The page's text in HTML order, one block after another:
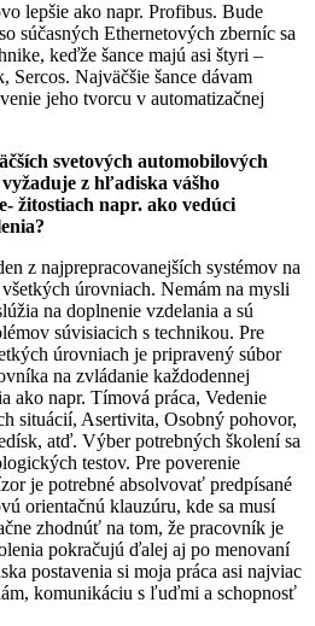
lepšie ako napr. Profibus. Bude
súčasných Ethernetových zberníc sa
keďže šance majú asi štyri –
Sercos. Najväčšie šance dávam
jeho tvorcu v automatizačnej
svetových automobilových
z hľadiska vášho
žitostiach napr. ako vedúci
z najprepracovanejších systémov na
úrovniach. Nemám na mysli
na doplnenie vzdelania a sú
súvisiacich s technikou. Pre
úrovniach je pripravený súbor
na zvládanie každodennej
ako napr. Tímová práca, Vedenie
situácií, Asertivita, Osobný pohovor,
atď. Výber potrebných školení sa
testov. Pre poverenie
je potrebné absolvovať predpísané
orientačnú klauzúru, kde sa musí
zhodnúť na tom, že pracovník je
pokračujú ďalej aj po menovaní
postavenia si moja práca asi najviac
komunikáciu s ľuďmi a schopnosť